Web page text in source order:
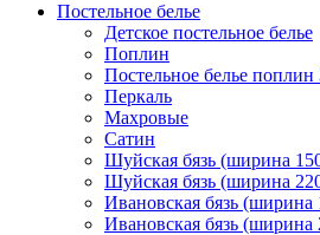
Постельное белье
Детское постельное белье
Поплин
Постельное белье
Перкаль
Махровые
Сатин
Шуйская бязь (ширина
Шуйская бязь (ширина
Ивановская бязь (ширина
Ивановская бязь (ширина